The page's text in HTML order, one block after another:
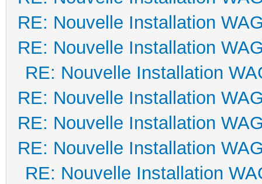
RE: Nouvelle Installation
RE: Nouvelle Installation
RE: Nouvelle Installation
RE: Nouvelle Installation
RE: Nouvelle Installation
RE: Nouvelle Installation
RE: Nouvelle Installation